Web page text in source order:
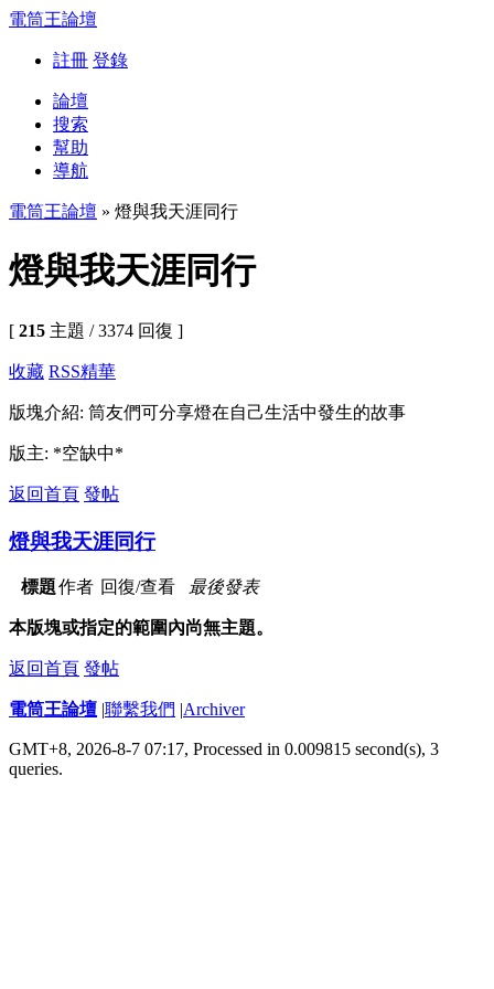
電筒王論壇
註冊 登錄
論壇
搜索
幫助
導航
電筒王論壇 » 燈與我天涯同行
燈與我天涯同行
[ 215 主題 / 3374 回復 ]
收藏 RSS精華
版塊介紹: 筒友們可分享燈在自己生活中發生的故事
版主: *空缺中*
返回首頁 發帖
燈與我天涯同行
標題作者 回復/查看 最後發表
本版塊或指定的範圍內尚無主題。
返回首頁 發帖
電筒王論壇 |聯繫我們 |Archiver
GMT+8, 2026-8-7 07:17, Processed in 0.009815 second(s), 3
queries.